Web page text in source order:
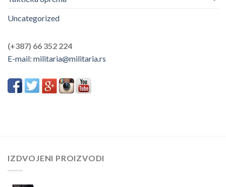
Uncategorized
(+387) 66 352 224
E-mail: militaria@militaria.rs
IZDVOJENI PROIZVODI